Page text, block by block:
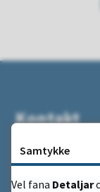
Kontakt
Eidfjord
Samtykke
Vel fana Detaljar